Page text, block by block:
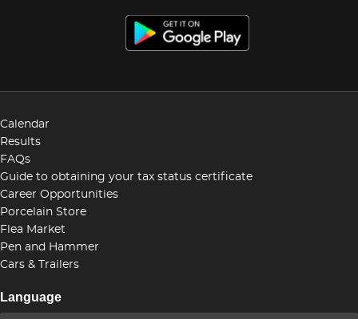
Calendar
Results
FAQs
Guide to obtaining your tax status certificate
Career Opportunities
Porcelain Store
Flea Market
Pen and Hammer
Cars & Trailers
Language